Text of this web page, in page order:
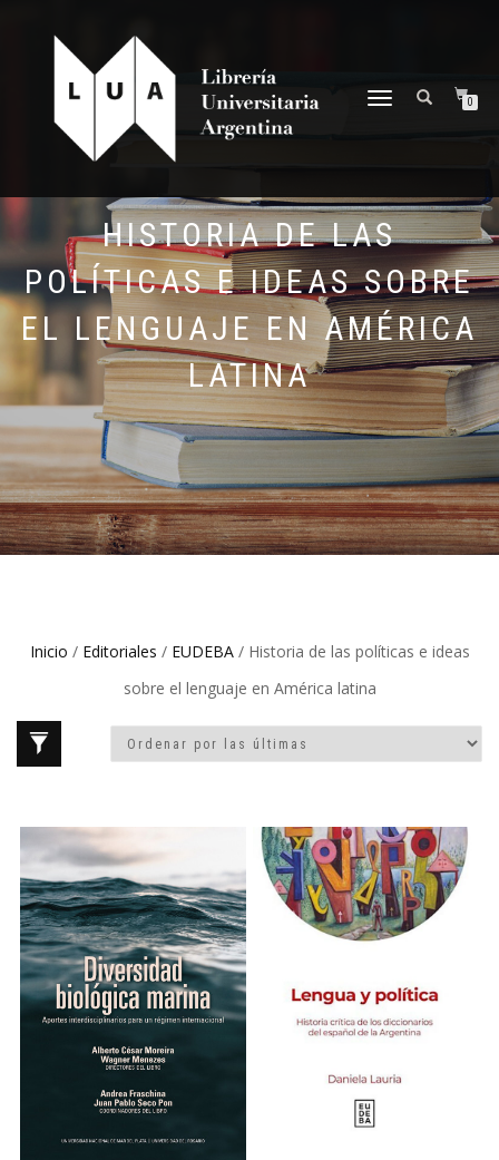
NAVEGACIÓN
0
HISTORIA DE LAS
POLÍTICAS E IDEAS SOBRE
EL LENGUAJE EN AMÉRICA
LATINA
Inicio / Editoriales / EUDEBA/ Historia de las políticas e ideas
sobre el lenguaje en América latina